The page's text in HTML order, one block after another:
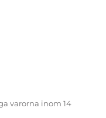
varorna inom 14